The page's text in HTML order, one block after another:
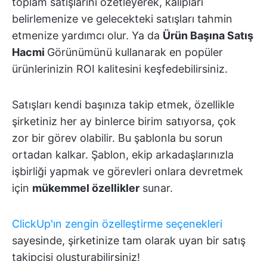
belirlemenize ve gelecekteki satışları tahmin
etmenize yardımcı olur. Ya da Ürün Başına Satış
Hacmi Görünümünü kullanarak en popüler
ürünlerinizin ROI kalitesini keşfedebilirsiniz.
Satışları kendi başınıza takip etmek, özellikle
şirketiniz her ay binlerce birim satıyorsa, çok
zor bir görev olabilir. Bu şablonla bu sorun
ortadan kalkar. Şablon, ekip arkadaşlarınızla
işbirliği yapmak ve görevleri onlara devretmek
için mükemmel özellikler sunar.
ClickUp'ın zengin özelleştirme seçenekleri
sayesinde, şirketinize tam olarak uyan bir satış
takipçisi oluşturabilirsiniz!